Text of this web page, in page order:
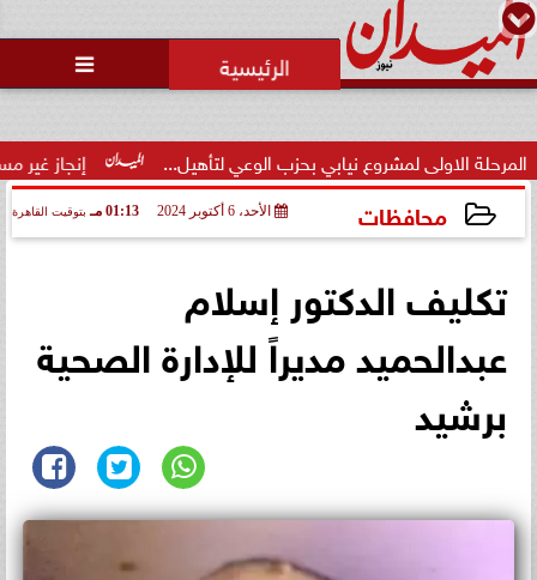

إنجاز غير مسبوق.. لمشروع نيابي بحزب الوعي لتأهيل...
محافظات الأحد، 6 أكتوبر 2024 01:13 مـ بتوقيت القاهرة
تكليف الدكتور إسلام
عبدالحميد مديراً للإدارة الصحية
برشيد